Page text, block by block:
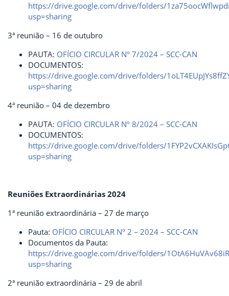
https://drive.google.com/drive/folders/
usp=sharing
3ª reunião – 16 de outubro
PAUTA: OFÍCIO CIRCULAR Nº 7/2024 – SCC-CAN
DOCUMENTOS:
https://drive.google.com/drive/folders/
usp=sharing
4ª reunião – 04 de dezembro
PAUTA: OFÍCIO CIRCULAR Nº 8/2024 – SCC-CAN
DOCUMENTOS:
https://drive.google.com/drive/folders/
usp=sharing
Reuniões Extraordinárias 2024
1ª reunião extraordinária – 27 de março
Pauta: OFÍCIO CIRCULAR Nº 2 – 2024 – SCC-CAN
Documentos da Pauta:
https://drive.google.com/drive/folders/
usp=sharing
2ª reunião extraordinária – 29 de abril